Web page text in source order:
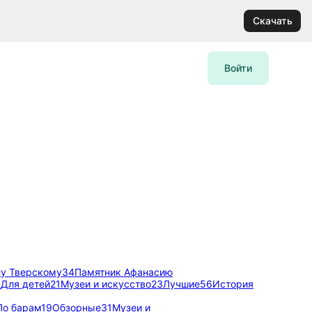
Скачать
Войти
Тверскому34Памятник Афанасию
Для детей21Музеи и искусство23Лучшие56История
барам19Обзорные31Музеи и